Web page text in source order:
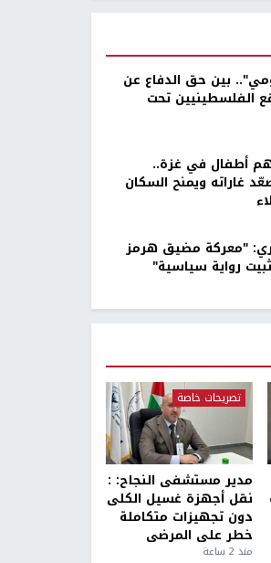
بين حق الدفاع عن
الفلسطينيين تحت
أطفال في غزة..
غاراته ويمنح السكان
"معركة مضيق هرمز
رواية سياسية"
تصريحات خاصة
مدير مستشفى النجاح: :
نقل أجهزة غسيل الكلى
دون تجهيزات متكاملة
خطر على المرضى
منذ 2 ساعة